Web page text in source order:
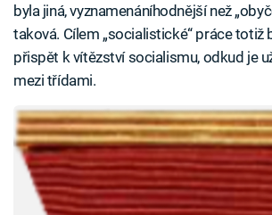
byla jiná, vyznamenáníhodnější než
taková. Cílem „socialistické“ práce totiž
přispět k vítězství socialismu, odkud je
mezi třídami.